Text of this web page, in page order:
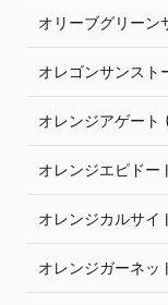
オリーブグリーン
オレゴンサンスト
オレンジアゲート
オレンジエピドー
オレンジカルサイ
オレンジガーネッ